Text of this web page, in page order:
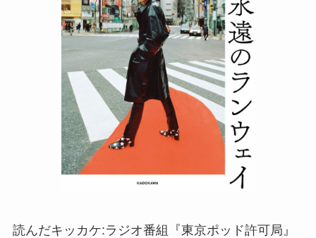
読んだキッカケ:ラジオ番組『東京ポッド許可局』